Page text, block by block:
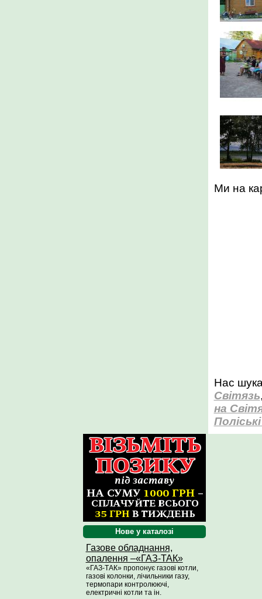
Ми на
Нас
Світязь
на
Нове у каталозі
Газове обладнання,
опалення –«ГАЗ-ТАК»
«ГАЗ-ТАК» пропонує газові котли,
газові колонки, лічильники газу,
термопари контролюючі,
електричні котли та ін.